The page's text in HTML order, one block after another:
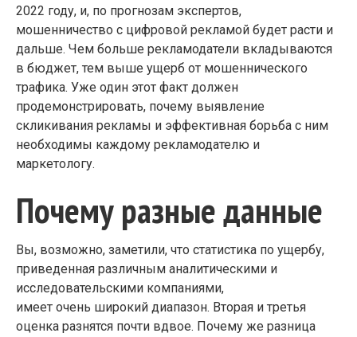
2022 году, и, по прогнозам экспертов,
мошенничество с цифровой рекламой будет расти и
дальше. Чем больше рекламодатели вкладываются
в бюджет, тем выше ущерб от мошеннического
трафика. Уже один этот факт должен
продемонстрировать, почему выявление
скликивания рекламы и эффективная борьба с ним
необходимы каждому рекламодателю и
маркетологу.
Почему разные данные
Вы, возможно, заметили, что статистика по ущербу,
приведенная различным аналитическими и
исследовательскими компаниями,
имеет очень широкий диапазон. Вторая и третья
оценка разнятся почти вдвое. Почему же разница